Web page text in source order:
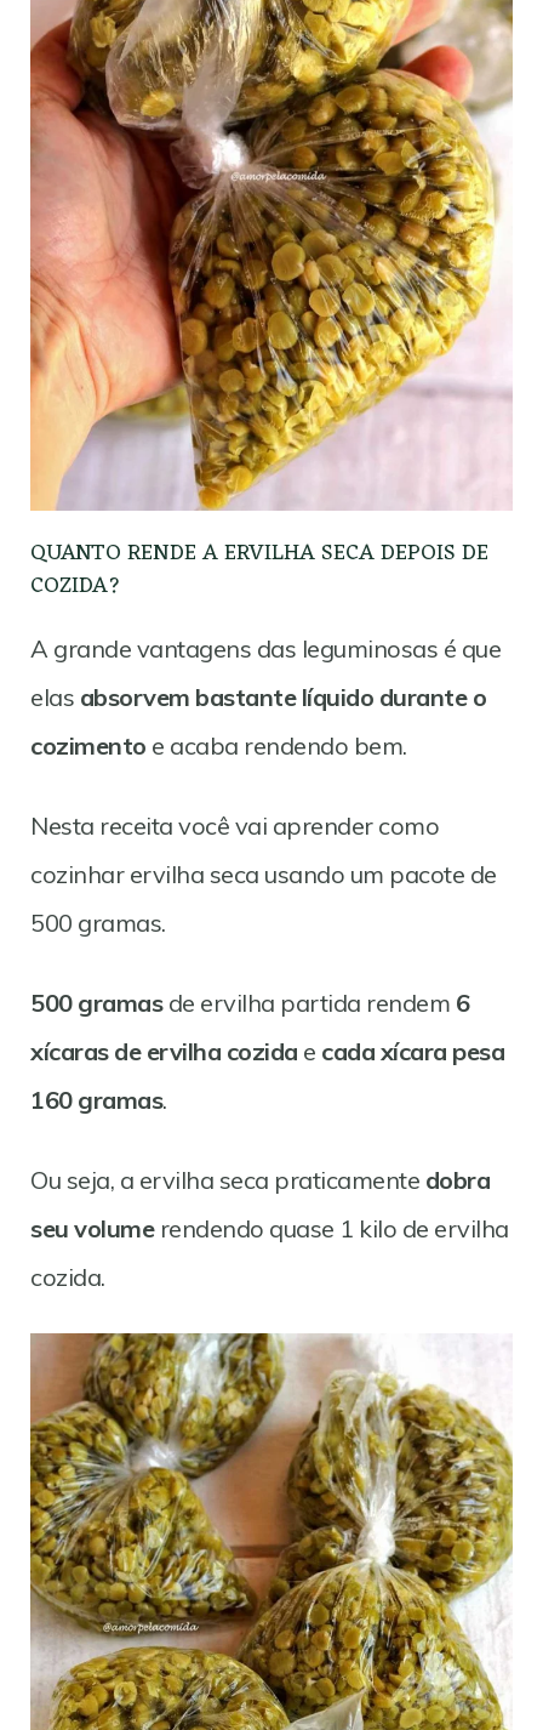
QUANTO RENDE A ERVILHA SECA DEPOIS DE
COZIDA?
A grande vantagens das leguminosas é que
elas absorvem bastante líquido durante o
cozimento e acaba rendendo bem.
Nesta receita você vai aprender como
cozinhar ervilha seca usando um pacote de
500 gramas.
500 gramasde ervilha partida rendem 6
xícaras de ervilha cozida e cada xícara pesa
160 gramas.
Ou seja, a ervilha seca praticamente dobra
seu volumerendendo quase 1 kilo de ervilha
cozida.